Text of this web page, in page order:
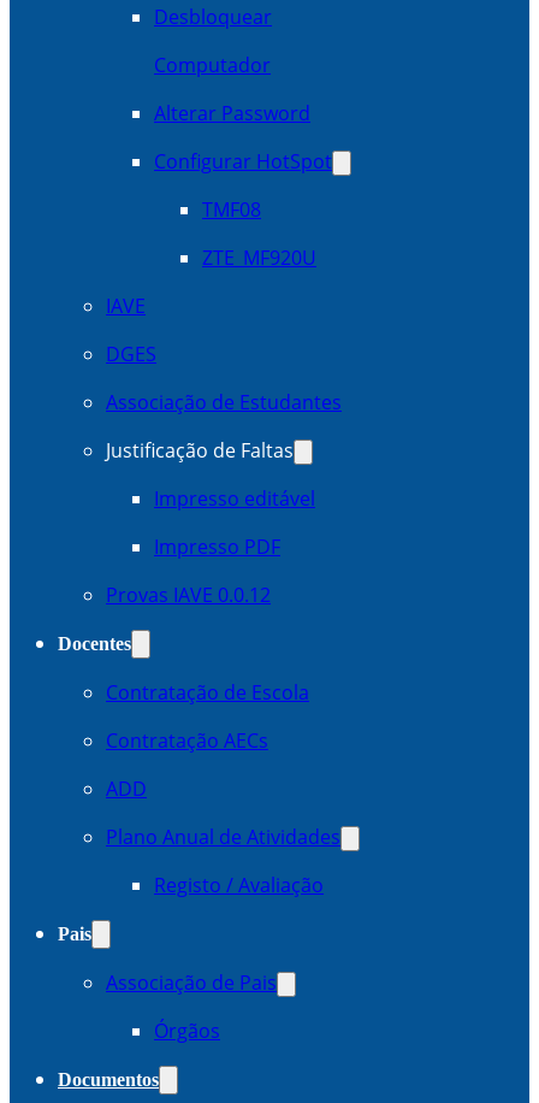
Desbloquear
Computador
Alterar Password
Configurar HotSpot
TMF08
ZTE_MF920U
IAVE
DGES
Associação de Estudantes
Justificação de Faltas
Impresso editável
Impresso PDF
Provas IAVE 0.0.12
Docentes
Contratação de Escola
Contratação AECs
ADD
Plano Anual de Atividades
Registo / Avaliação
Pais
Associação de Pais
Órgãos
Documentos